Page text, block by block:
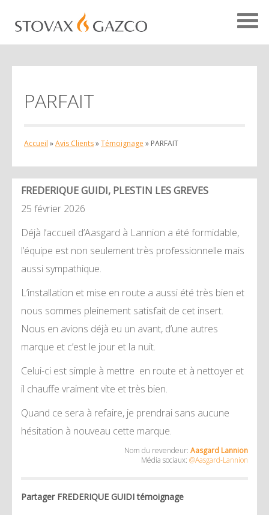
PARFAIT
Accueil »Avis Clients»Témoignage » PARFAIT
FREDERIQUE GUIDI, PLESTIN LES GREVES
25 février 2026
Déjà l’accueil d’Aasgard à Lannion a été formidable,
l’équipe est non seulement très professionnelle mais
aussi sympathique.
L’installation et mise en route a aussi été très bien et
nous sommes pleinement satisfait de cet insert.
Nous en avions déjà eu un avant, d’une autres
marque et c’est le jour et la nuit.
Celui-ci est simple à mettre en route et à nettoyer et
il chauffe vraiment vite et très bien.
Quand ce sera à refaire, je prendrai sans aucune
hésitation à nouveau cette marque.
Nom du revendeur: Aasgard Lannion
Média sociaux: @Aasgard-Lannion
Partager FREDERIQUE GUIDI témoignage
Études de cas
Votre avis